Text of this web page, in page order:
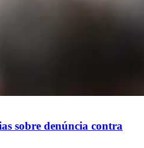
sobre denúncia contra